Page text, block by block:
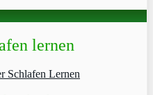
lernen